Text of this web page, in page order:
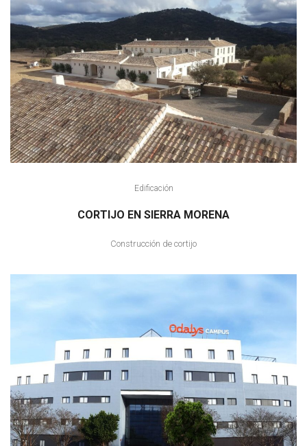
Edificación
CORTIJO EN SIERRA MORENA
Construcción de cortijo